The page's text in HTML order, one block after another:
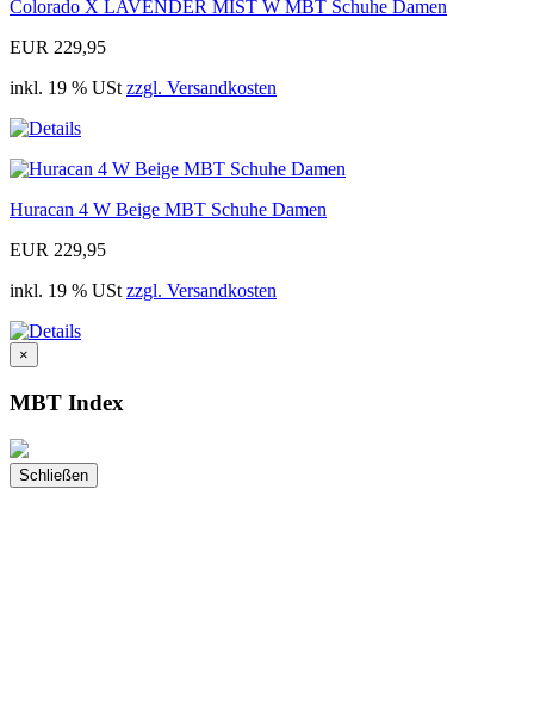
Colorado X LAVENDER MIST W MBT Schuhe Damen
EUR 229,95
inkl. 19 % USt zzgl. Versandkosten
Huracan 4 W Beige MBT Schuhe Damen
EUR 229,95
inkl. 19 % USt zzgl. Versandkosten
×
MBT Index
Schließen